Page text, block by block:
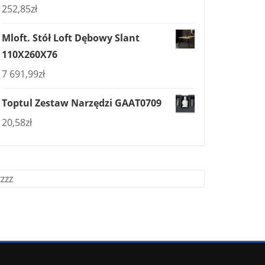
252,85zł
Mloft. Stół Loft Dębowy Slant
110X260X76
7 691,99zł
Toptul Zestaw Narzędzi GAAT0709
20,58zł